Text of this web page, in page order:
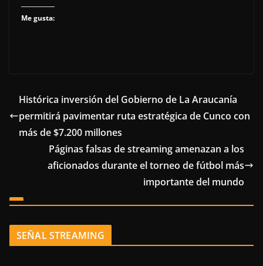
Me gusta:
Histórica inversión del Gobierno de La Araucanía
permitirá pavimentar ruta estratégica de Cunco con
más de $7.200 millones
Páginas falsas de streaming amenazan a los
aficionados durante el torneo de fútbol más
importante del mundo
SEÑAL STREAMING